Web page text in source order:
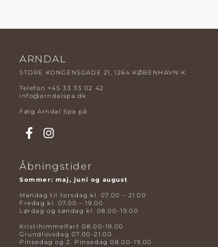
ARNDAL
STORE KONGENSGADE 21, 1264 KØBENHAVN K
Telefon +45 33 33 02 42
info@arndalspa.dk
Følg Arndal Spa på:
Åbningstider
Sommer: maj, juni og august
Mandag til torsdag kl. 07.00 – 21.00
Fredag kl. 07.00 – 19.00
Lørdag og søndag kl. 08.00-19.00
Kristihimmelfart 08.00-19.00
Grundlovsdag 07.00-21.00
Pinsedag og 2. Pinsedag 08.00-19.00